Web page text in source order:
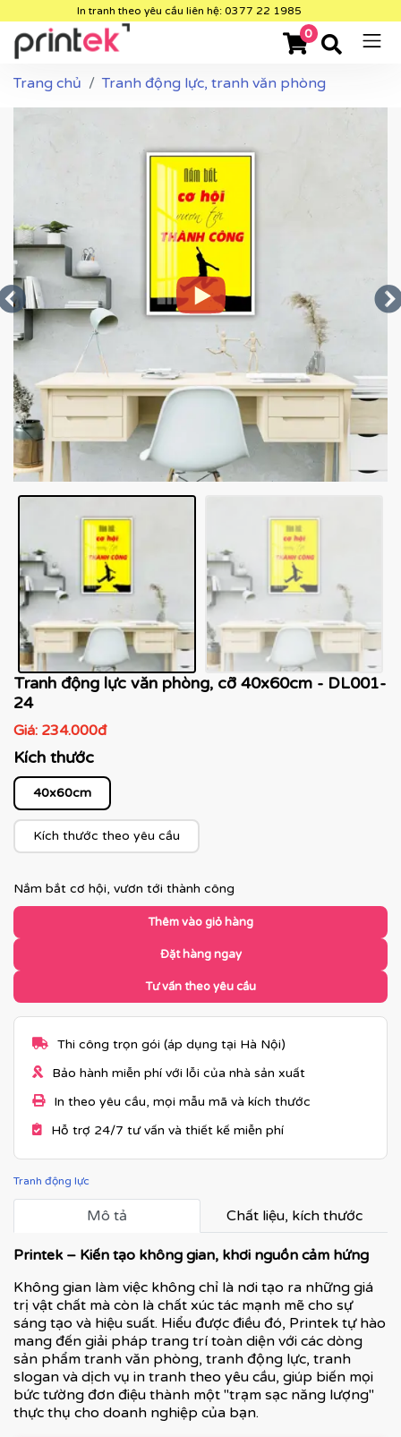
In tranh theo yêu cầu liên hệ: 0377 22 1985
0
Trang chủ Tranh động lực, tranh văn phòng
Tranh động lực văn phòng, cỡ 40x60cm - DL001-
24
Giá: 234.000đ
Kích thước
40x60cm
Kích thước theo yêu cầu
Nắm bắt cơ hội, vươn tới thành công
Thêm vào giỏ hàng
Đặt hàng ngay
Tư vấn theo yêu cầu
Thi công trọn gói (áp dụng tại Hà Nội)
Bảo hành miễn phí với lỗi của nhà sản xuất
In theo yêu cầu, mọi mẫu mã và kích thước
Hỗ trợ 24/7 tư vấn và thiết kế miễn phí
Tranh động lực
Mô tả Chất liệu, kích thước
Printek – Kiến tạo không gian, khơi nguồn cảm hứng
Không gian làm việc không chỉ là nơi tạo ra những giá
trị vật chất mà còn là chất xúc tác mạnh mẽ cho sự
sáng tạo và hiệu suất. Hiểu được điều đó, Printek tự hào
mang đến giải pháp trang trí toàn diện với các dòng
sản phẩm tranh văn phòng, tranh động lực, tranh
slogan và dịch vụ in tranh theo yêu cầu, giúp biến mọi
bức tường đơn điệu thành một "trạm sạc năng lượng"
thực thụ cho doanh nghiệp của bạn.